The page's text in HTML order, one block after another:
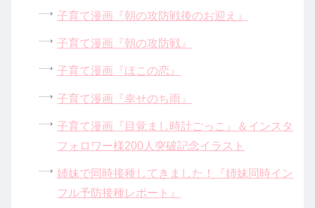
子育て漫画『朝の攻防戦後のお迎え』
子育て漫画『朝の攻防戦』
子育て漫画『ほこの恋』
子育て漫画『幸せのち雨』
子育て漫画『目覚まし時計ごっこ』＆インスタ
フォロワー様200人突破記念イラスト
姉妹で同時接種してきました！『姉妹同時イン
フル予防接種レポート』